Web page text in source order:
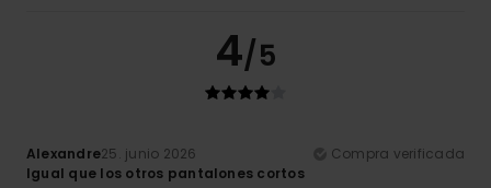
4/5
Alexandre25. junio 2026
Compra verificada
Igual que los otros pantalones cortos